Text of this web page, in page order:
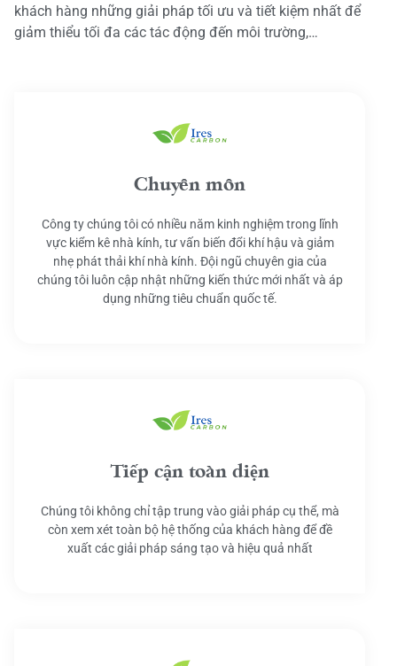
khách hàng những giải pháp tối ưu và tiết kiệm nhất để
giảm thiểu tối đa các tác động đến môi trường,…
Chuyên môn
Công ty chúng tôi có nhiều năm kinh nghiệm trong lĩnh
vực kiểm kê nhà kính, tư vấn biến đổi khí hậu và giảm
nhẹ phát thải khí nhà kính. Đội ngũ chuyên gia của
chúng tôi luôn cập nhật những kiến thức mới nhất và áp
dụng những tiêu chuẩn quốc tế.
Tiếp cận toàn diện
Chúng tôi không chỉ tập trung vào giải pháp cụ thể, mà
còn xem xét toàn bộ hệ thống của khách hàng để đề
xuất các giải pháp sáng tạo và hiệu quả nhất